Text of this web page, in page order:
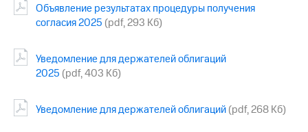
Руководство
Правовая
информация
МТС
о технологиях
Объявление результатах процедуры получения
согласия 2025 (pdf, 293 Кб)
Уведомление для держателей облигаций
2025 (pdf, 403 Кб)
Уведомление для держателей облигаций(pdf, 268 Кб)